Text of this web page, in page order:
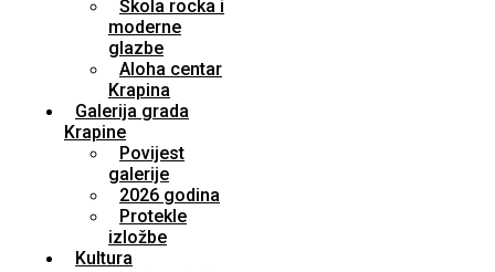
Škola rocka i
moderne
glazbe
Aloha centar
Krapina
Galerija grada
Krapine
Povijest
galerije
2026 godina
Protekle
izložbe
Kultura